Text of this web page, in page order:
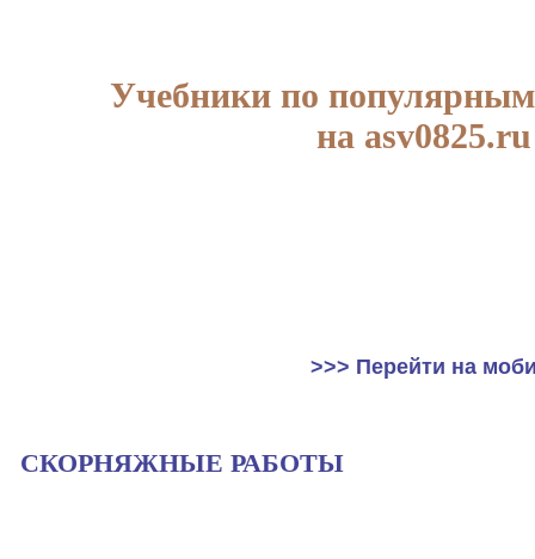
Учебники по
на asv0825.ru
>>> Перейти на
СКОРНЯЖНЫЕ РАБОТЫ